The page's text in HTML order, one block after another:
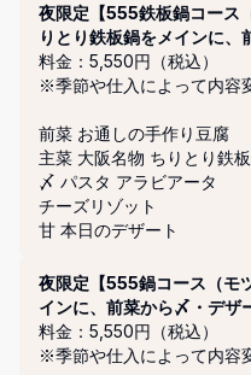
夜限定【555鉄板鍋コース
りとり鉄板鍋をメインに
料金：5,550円（税込）
※季節や仕入によって内容
前菜 お通しの手作り豆腐
主菜 大阪名物 ちりとり鉄
〆 パスタ アラビアータ
チーズリゾット
甘 本日のデザート
夜限定【555鍋コース（モ
インに、前菜から〆・デザ
料金：5,550円（税込）
※季節や仕入によって内容